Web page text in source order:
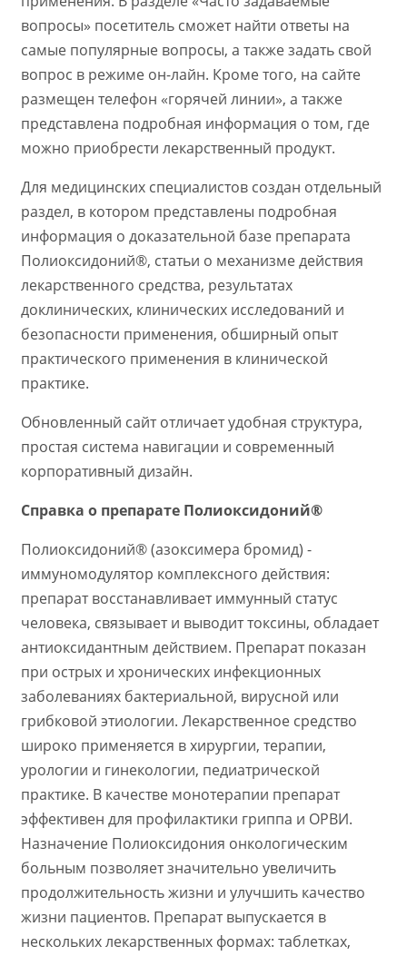
вопросы» посетитель сможет найти ответы на
самые популярные вопросы, а также задать свой
вопрос в режиме он-лайн. Кроме того, на сайте
размещен телефон «горячей линии», а также
представлена подробная информация о том, где
можно приобрести лекарственный продукт.
Для медицинских специалистов создан отдельный
раздел, в котором представлены подробная
информация о доказательной базе препарата
Полиоксидоний®, статьи о механизме действия
лекарственного средства, результатах
доклинических, клинических исследований и
безопасности применения, обширный опыт
практического применения в клинической
практике.
Обновленный сайт отличает удобная структура,
простая система навигации и современный
корпоративный дизайн.
Справка о препарате Полиоксидоний®
Полиоксидоний® (азоксимера бромид) -
иммуномодулятор комплексного действия:
препарат восстанавливает иммунный статус
человека, связывает и выводит токсины, обладает
антиоксидантным действием. Препарат показан
при острых и хронических инфекционных
заболеваниях бактериальной, вирусной или
грибковой этиологии. Лекарственное средство
широко применяется в хирургии, терапии,
урологии и гинекологии, педиатрической
практике. В качестве монотерапии препарат
эффективен для профилактики гриппа и ОРВИ.
Назначение Полиоксидония онкологическим
больным позволяет значительно увеличить
продолжительность жизни и улучшить качество
жизни пациентов. Препарат выпускается в
нескольких лекарственных формах: таблетках,